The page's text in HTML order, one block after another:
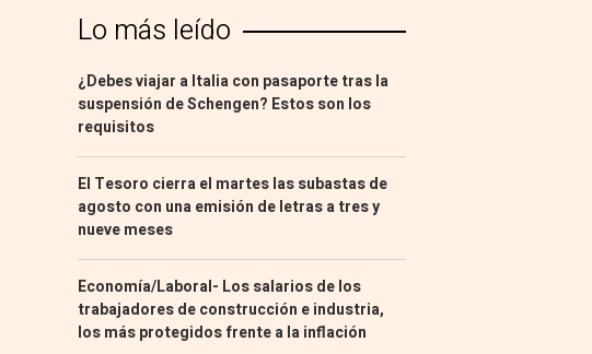
Lo más leído
¿Debes viajar a Italia con pasaporte tras la
suspensión de Schengen? Estos son los
requisitos
El Tesoro cierra el martes las subastas de
agosto con una emisión de letras a tres y
nueve meses
Economía/Laboral- Los salarios de los
trabajadores de construcción e industria,
los más protegidos frente a la inflación